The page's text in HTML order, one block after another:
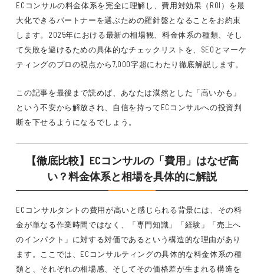
ECコンサルの料金体系を完全に理解し、費用対効果（ROI）を最
大化できるパートナーを選ぶための羅針盤となることをお約束
します。2025年における最新の相場観、料金体系の種類、そし
て失敗を避けるための具体的なチェックリストを、SEOとマーケ
ティングのプロの視点から7,000字超にわたり徹底解説します。
この記事を最後まで読めば、あなたは漠然とした「高いかも」
という不安から解放され、自信を持ってECコンサルへの投資判
断を下せるようになるでしょう。
【徹底比較】ECコンサルの「費用」はなぜ高
い？料金体系と相場を具体的に解説
ECコンサルタントの費用が高いと感じられる背景には、その料
金が単なる作業時間ではなく、「専門知識」「経験」「売上へ
のインパクト」に対する対価であるという構造的な理由があり
ます。ここでは、ECコンサルティングの具体的な料金体系の種
類と、それぞれの相場感、そしてその価格差が生まれる構造を